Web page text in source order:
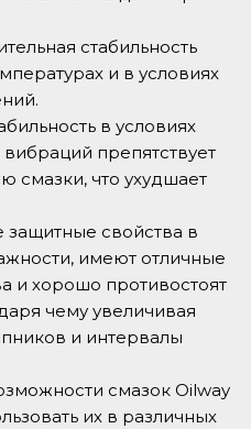
стабильность
и в условиях
в условиях
препятствует
смазки, что ухудшает
свойства в
имеют отличные
и хорошо противостоят
чему увеличивая
и интервалы
смазок Oilway
их в различных